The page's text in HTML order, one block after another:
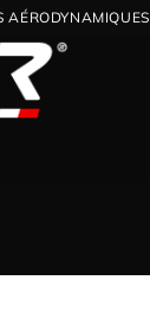
AÉRODYNAMIQUES